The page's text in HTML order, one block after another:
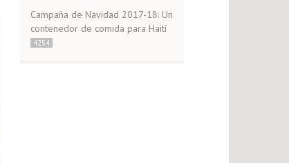
Campaña de Navidad 2017-18: Un
contenedor de comida para Haití
4254